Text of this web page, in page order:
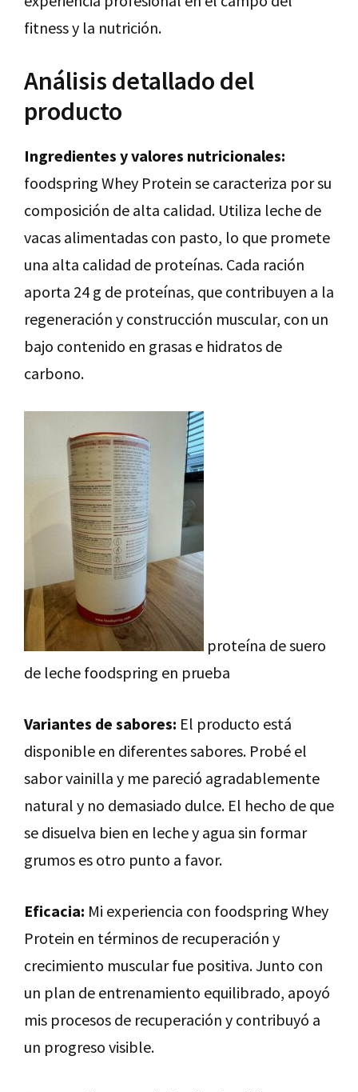
fitness y la nutrición.
Análisis detallado del
producto
Ingredientes y valores nutricionales:
foodspring Whey Protein se caracteriza por su
composición de alta calidad. Utiliza leche de
vacas alimentadas con pasto, lo que promete
una alta calidad de proteínas. Cada ración
aporta 24 g de proteínas, que contribuyen a la
regeneración y construcción muscular, con un
bajo contenido en grasas e hidratos de
carbono.
proteína de suero
de leche foodspring en prueba
Variantes de sabores: El producto está
disponible en diferentes sabores. Probé el
sabor vainilla y me pareció agradablemente
natural y no demasiado dulce. El hecho de que
se disuelva bien en leche y agua sin formar
grumos es otro punto a favor.
Eficacia: Mi experiencia con foodspring Whey
Protein en términos de recuperación y
crecimiento muscular fue positiva. Junto con
un plan de entrenamiento equilibrado, apoyó
mis procesos de recuperación y contribuyó a
un progreso visible.